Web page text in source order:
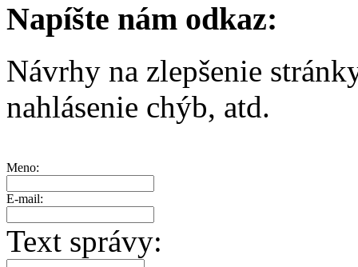
Napíšte nám odkaz:
Návrhy na zlepšenie
nahlásenie chýb, atd.
Meno:
E-mail:
Text správy: